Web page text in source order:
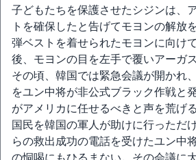
子どもたちを保護させたシジンは、
トを確保したと告げてモヨンの解放
弾ベストを着せられたモヨンに向け
後、モヨンの目を左手で覆いアーガ
その頃、韓国では緊急会議が開かれ
をユン中将が非公式ブラック作戦と
がアメリカに任せるべきと声を荒げ
国民を韓国の軍人が助けに行っただ
らの救出成功の電話を受けたユン中
の恫喝にもひるまない。その会議に